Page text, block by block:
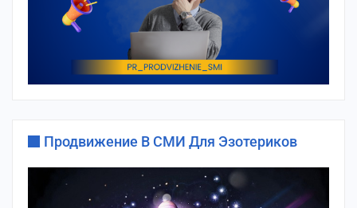
Продвижение В СМИ Для Эзотериков